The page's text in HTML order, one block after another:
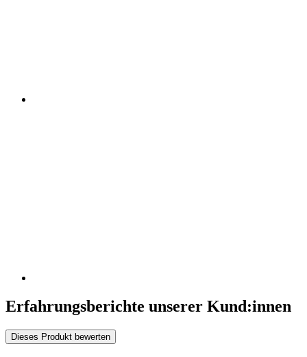
Erfahrungsberichte unserer Kund:innen
Dieses Produkt bewerten